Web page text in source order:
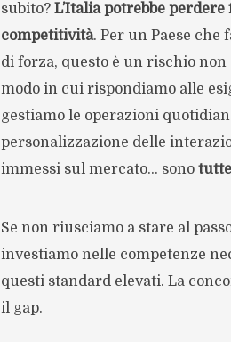
subito? L’Italia potrebbe
competitività. Per un Paese
di forza, questo è un rischio
modo in cui rispondiamo alle
gestiamo le operazioni
personalizzazione delle
immessi sul mercato… sono
Se non riusciamo a stare al
investiamo nelle competenze
questi standard elevati. La
il gap.